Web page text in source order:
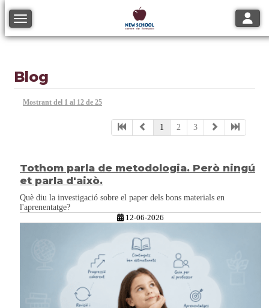
Toggle navigation
Blog
Mostrant del 1 al 12 de 25
1 2 3
Tothom parla de metodologia. Però ningú
et parla d'això.
Què diu la investigació sobre el paper dels bons materials en
l'aprenentatge?
12-06-2026